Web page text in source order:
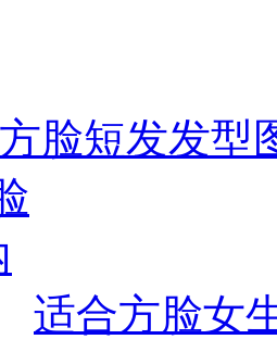
方脸短发发型
适合方脸女